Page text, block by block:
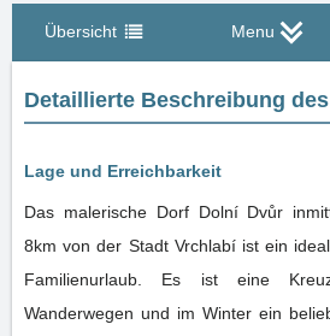
Übersicht Menu
Detaillierte Beschreibung
Lage und Erreichbarkeit
Das malerische Dorf Dolní Dvůr
8km von der Stadt Vrchlabí ist ein
Familienurlaub. Es ist eine
Wanderwegen und im Winter ein